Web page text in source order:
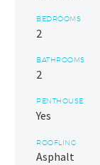
BEDROOMS
2
BATHROOMS
2
PENTHOUSE
Yes
ROOFLING
Asphalt